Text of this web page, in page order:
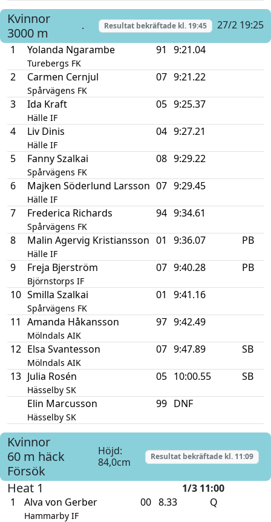
Kvinnor
3000 m
. Resultat bekräftade kl. 19:45
27/2 19:25
1
Yolanda Ngarambe
Turebergs FK
91 9:21.04
2 Carmen Cernjul
Spårvägens FK
07 9:21.22
3 Ida Kraft
Hälle IF
05 9:25.37
4 Liv Dinis
Hälle IF
04 9:27.21
5 Fanny Szalkai
Spårvägens FK
08 9:29.22
6 Majken Söderlund Larsson
Hälle IF
07 9:29.45
7 Frederica Richards
Spårvägens FK
94 9:34.61
8 Malin Agervig Kristiansson
Hälle IF
01 9:36.07 PB
9 Freja Bjerström
Björnstorps IF
07 9:40.28 PB
10 Smilla Szalkai
Spårvägens FK
01 9:41.16
11 Amanda Håkansson
Mölndals AIK
97 9:42.49
12 Elsa Svantesson
Mölndals AIK
07 9:47.89 SB
13 Julia Rosén
Hässelby SK
05 10:00.55 SB
Elin Marcusson
Hässelby SK
99 DNF
Kvinnor
60 m häck
Försök
Höjd:
84,0cm
Resultat bekräftade kl. 11:09
Heat 1
1/3 11:00
1
Alva von Gerber
Hammarby IF
00 8.33 Q